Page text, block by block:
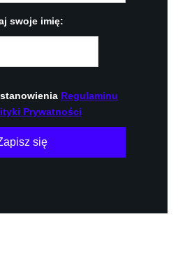
swoje imię:
Regulaminu
Prywatności
się